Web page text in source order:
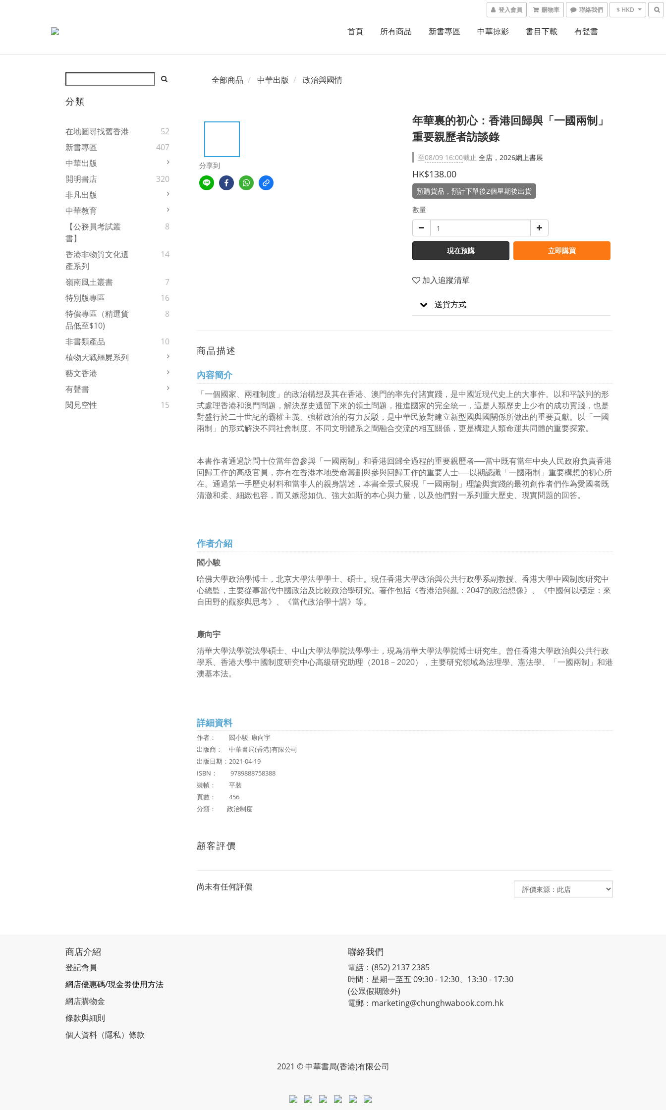
登入會員 購物車 聯絡我們 $ HKD
首頁 所有商品 新書專區 中華掠影 書目下載 有聲書
分類
在地圖尋找舊香港
52
新書專區
407
中華出版
開明書店
320
非凡出版
中華教育
【公務員考試叢
書】
8
香港非物質文化遺
產系列
14
嶺南風土叢書
7
特別版專區
16
特價專區（精選貨
品低至$10)
8
非書類產品
10
植物大戰殭屍系列
藝文香港
有聲書
閱見空性
15
全部商品 中華出版 政治與國情
分享到
年華裏的初心：香港回歸與「一國兩制」
重要親歷者訪談錄
至08/09 16:00截止 全店，2026網上書展
HK$138.00
預購貨品，預計下單後2個星期後出貨
數量
現在預購 立即購買
加入追蹤清單
送貨方式
商品描述
內容簡介
「一個國家、兩種制度」的政治構想及其在香港、澳門的率先付諸實踐，是中國近現代史上的大事件。以和平談判的形
式處理香港和澳門問題，解決歷史遺留下來的領土問題，推進國家的完全統一，這是人類歷史上少有的成功實踐，也是
對盛行於二十世紀的霸權主義、強權政治的有力反駁，是中華民族對建立新型國與國關係所做出的重要貢獻。以「一國
兩制」的形式解決不同社會制度、不同文明體系之間融合交流的相互關係，更是構建人類命運共同體的重要探索。
本書作者通過訪問十位當年曾參與「一國兩制」和香港回歸全過程的重要親歷者──當中既有當年中央人民政府負責香港
回歸工作的高級官員，亦有在香港本地受命籌劃與參與回歸工作的重要人士──以期認識「一國兩制」重要構想的初心所
在。通過第一手歷史材料和當事人的親身講述，本書全景式展現「一國兩制」理論與實踐的最初創作者們作為愛國者既
清澈和柔、細緻包容，而又嫉惡如仇、強大如斯的本心與力量，以及他們對一系列重大歷史、現實問題的回答。
作者介紹
閻小駿
哈佛大學政治學博士，北京大學法學學士、碩士。現任香港大學政治與公共行政學系副教授、香港大學中國制度研究中
心總監，主要從事當代中國政治及比較政治學研究。著作包括《香港治與亂：2047的政治想像》、《中國何以穩定：來
自田野的觀察與思考》、《當代政治學十講》等。
康向宇
清華大學法學院法學碩士、中山大學法學院法學學士，現為清華大學法學院博士研究生。曾任香港大學政治與公共行政
學系、香港大學中國制度研究中心高級研究助理（2018－2020），主要研究領域為法理學、憲法學、「一國兩制」和港
澳基本法。
詳細資料
作者： 閻小駿 康向宇
出版商： 中華書局(香港)有限公司
出版日期：2021-04-19
ISBN： 9789888758388
裝幀： 平裝
頁數： 456
分類：
政治制度
顧客評價
尚未有任何評價
商店介紹
登記會員
網店優惠碼/現金劵使用方法
網店購物金
條款與細則
個人資料（隱私）條款
聯絡我們
電話：(852) 2137 2385
時間：星期一至五 09:30 - 12:30、13:30 - 17:30
(公眾假期除外)
電郵：marketing@chunghwabook.com.hk
2021 © 中華書局(香港)有限公司